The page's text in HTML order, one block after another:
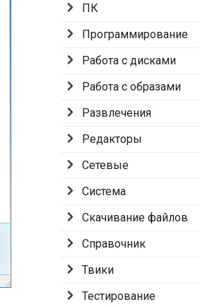
ПК
Программирование
Работа с дисками
Работа с образами
Развлечения
Редакторы
Сетевые
Система
Скачивание файлов
Справочник
Твики
Тестирование